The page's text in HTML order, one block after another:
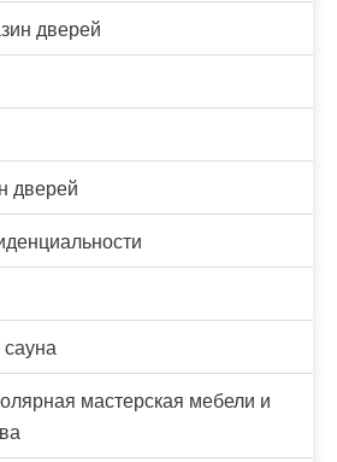
дверей
дверей
сауна
мастерская мебели и